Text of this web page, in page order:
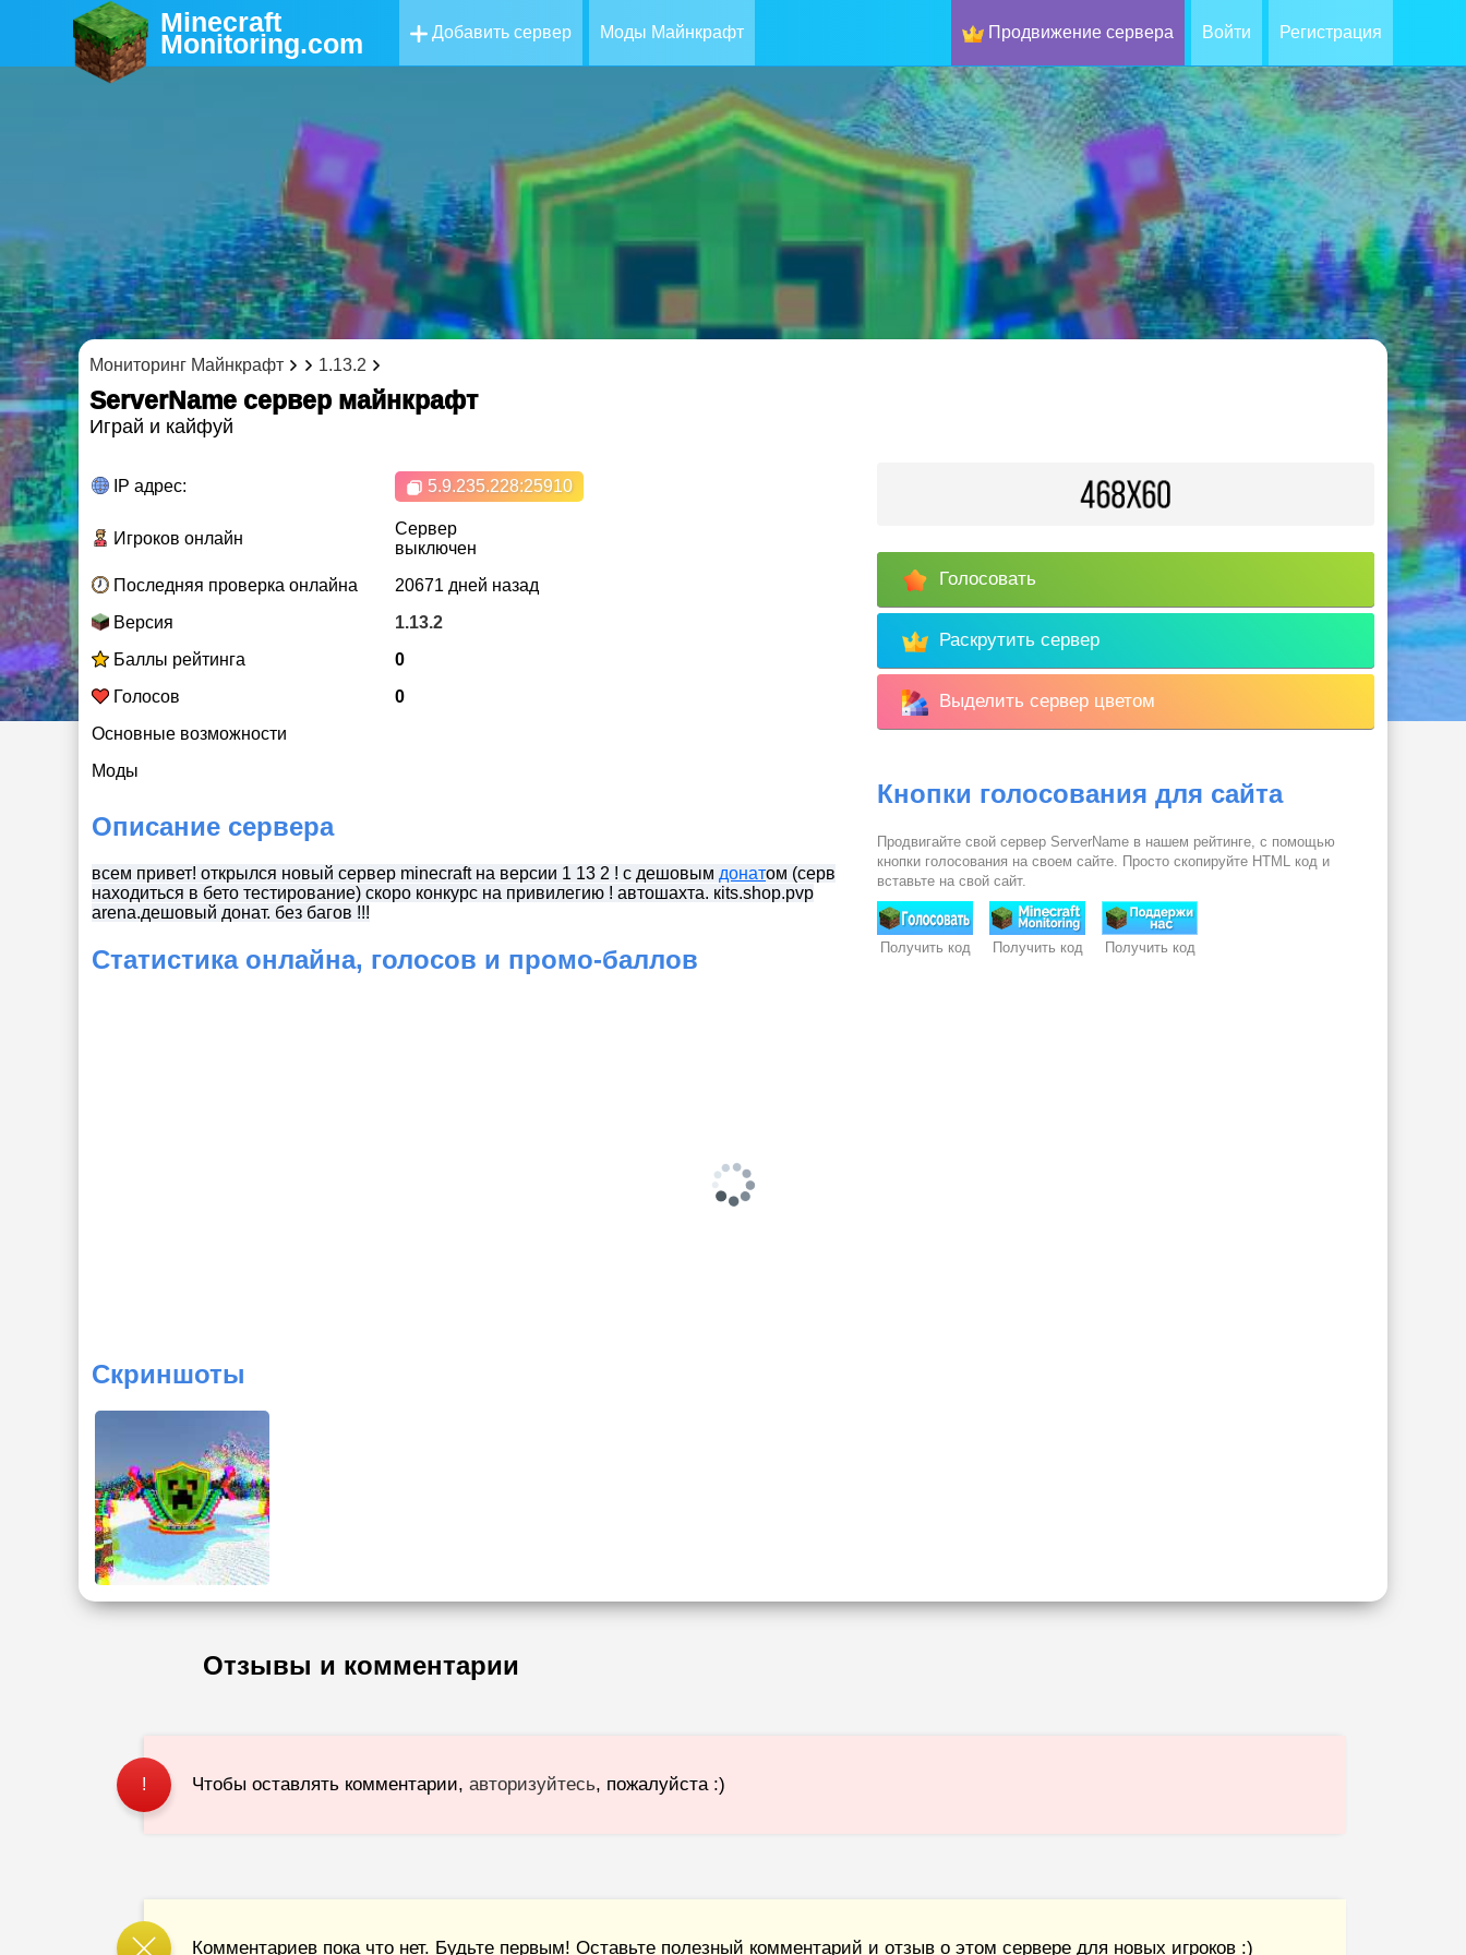
Minecraft
Monitoring.com Добавить сервер Моды Майнкрафт Продвижение сервера Войти Регистрация
Мониторинг Майнкрафт 1.13.2
ServerName cервер майнкрафт
Играй и кайфуй
IP адрес: 5.9.235.228:25910
Игроков онлайн
Сервер
выключен
Последняя проверка онлайна
20671 дней назад
Версия
1.13.2
Баллы рейтинга
0
Голосов
0
Основные возможности
Моды
Описание сервера
всем привет! открылся новый сервер minecraft на версии 1 13 2 ! с дешовым донатом (серв
находиться в бето тестирование) cкоро конкурс на привилегию ! автошахта. кits.shop.pvp
arena.дешовый донат. без багов !!!
Статистика онлайна, голосов и промо-баллов
Голосовать
Раскрутить сервер
Выделить сервер цветом
Кнопки голосования для сайта
Продвигайте свой сервер ServerName в нашем рейтинге, с помощью
кнопки голосования на своем сайте. Просто скопируйте HTML код и
вставьте на свой сайт.
Получить код Получить код Получить код
Скриншоты
Отзывы и комментарии
! Чтобы оставлять комментарии,авторизуйтесь, пожалуйста :)
Комментариев пока что нет. Будьте первым! Оставьте полезный комментарий и отзыв о этом сервере для новых игроков :)